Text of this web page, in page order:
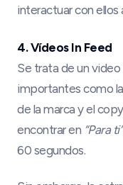
interactuar con ellos
4. Vídeos In Feed
Se trata de un
importantes como
de la marca y el
encontrar en “Para ti”
60 segundos.